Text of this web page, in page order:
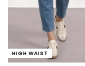
HIGH WAIST